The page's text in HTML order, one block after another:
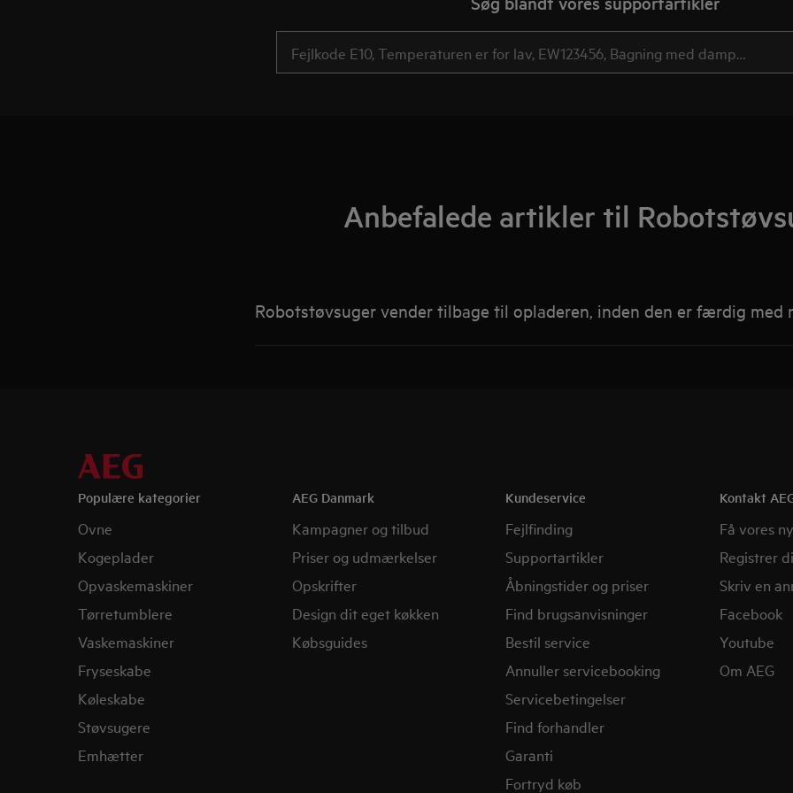
Anbefalede artikler til
Robotstøvsuger vender tilbage til opladeren, inden den er færdig med
Populære kategorier
Ovne
Kogeplader
Opvaskemaskiner
Tørretumblere
Vaskemaskiner
Fryseskabe
Køleskabe
Støvsugere
Emhætter
AEG Danmark
Kampagner og tilbud
Priser og udmærkelser
Opskrifter
Design dit eget køkken
Købsguides
Kundeservice
Fejlfinding
Supportartikler
Åbningstider og priser
Find brugsanvisninger
Bestil service
Annuller servicebooking
Servicebetingelser
Find forhandler
Garanti
Fortryd køb
Kontakt
Få vores
Registrer
Skriv en
Facebook
Youtube
Om AEG